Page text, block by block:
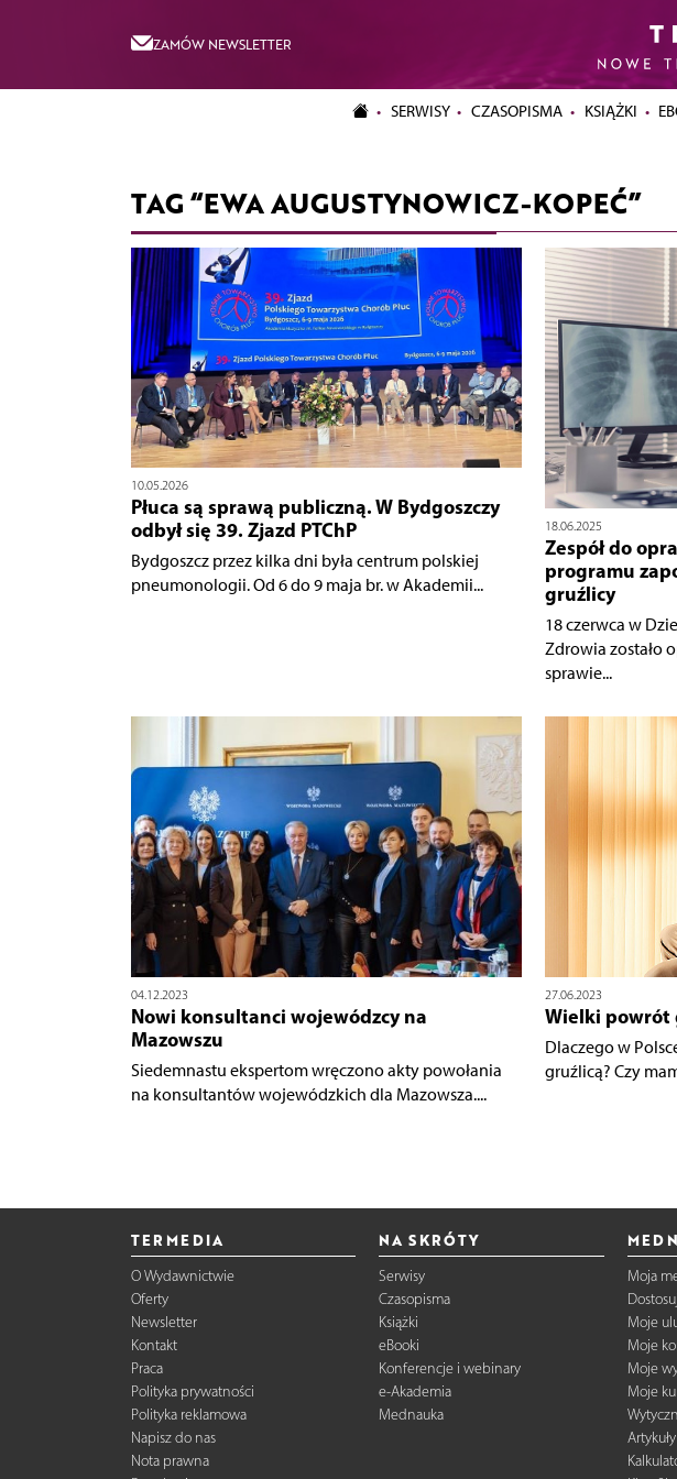
ZAMÓW NEWSLETTER
SERWISY CZASOPISMA KSIĄŻKI
TAG “EWA AUGUSTYNOWICZ-KOPEĆ”
10.05.2026
Płuca są sprawą publiczną. W Bydgoszczy
odbył się 39. Zjazd PTChP
Bydgoszcz przez kilka dni była centrum polskiej
pneumonologii. Od 6 do 9 maja br. w Akademii...
18.06.2025
Zespół do
programu
gruźlicy
18 czerwca w
Zdrowia zostało
sprawie...
04.12.2023
Nowi konsultanci wojewódzcy na
Mazowszu
Siedemnastu ekspertom wręczono akty powołania
na konsultantów wojewódzkich dla Mazowsza....
27.06.2023
Wielki powrót
Dlaczego w
gruźlicą? Czy
TERMEDIA
O Wydawnictwie
Oferty
Newsletter
Kontakt
Praca
Polityka prywatności
Polityka reklamowa
Napisz do nas
Nota prawna
NA SKRÓTY
Serwisy
Czasopisma
Książki
eBooki
Konferencje i webinary
e-Akademia
Mednauka
Moja
Dostosuj
Moje
Moje
Moje
Moje